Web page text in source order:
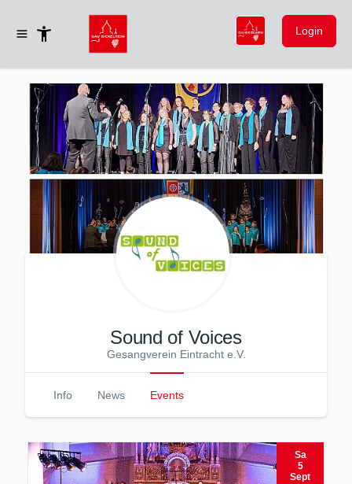
Login
Sound of Voices
Gesangverein Eintracht e.V.
Info News Events
Sa
5
Sept